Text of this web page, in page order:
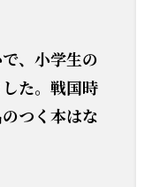
、小学生の
た。戦国時
つく本はな